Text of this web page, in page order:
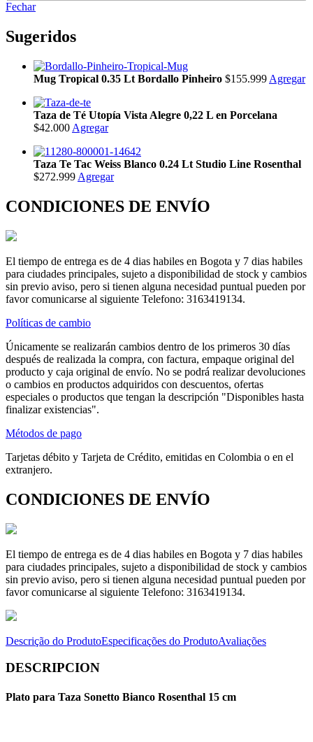
Fechar
Sugeridos
Mug Tropical 0.35 Lt Bordallo Pinheiro $155.999 Agregar
Taza de Té Utopía Vista Alegre 0,22 L en Porcelana
$42.000 Agregar
Taza Te Tac Weiss Blanco 0.24 Lt Studio Line Rosenthal
$272.999 Agregar
CONDICIONES DE ENVÍO
El tiempo de entrega es de 4 dias habiles en Bogota y 7 dias habiles
para ciudades principales, sujeto a disponibilidad de stock y cambios
sin previo aviso, pero si tienen alguna necesidad puntual pueden por
favor comunicarse al siguiente Telefono: 3163419134.
Políticas de cambio
Únicamente se realizarán cambios dentro de los primeros 30 días
después de realizada la compra, con factura, empaque original del
producto y caja original de envío. No se podrá realizar devoluciones
o cambios en productos adquiridos con descuentos, ofertas
especiales o productos que tengan la descripción "Disponibles hasta
finalizar existencias".
Métodos de pago
Tarjetas débito y Tarjeta de Crédito, emitidas en Colombia o en el
extranjero.
CONDICIONES DE ENVÍO
El tiempo de entrega es de 4 dias habiles en Bogota y 7 dias habiles
para ciudades principales, sujeto a disponibilidad de stock y cambios
sin previo aviso, pero si tienen alguna necesidad puntual pueden por
favor comunicarse al siguiente Telefono: 3163419134.
Descrição do ProdutoEspecificações do ProdutoAvaliações
DESCRIPCION
Plato para Taza Sonetto Bianco Rosenthal 15 cm